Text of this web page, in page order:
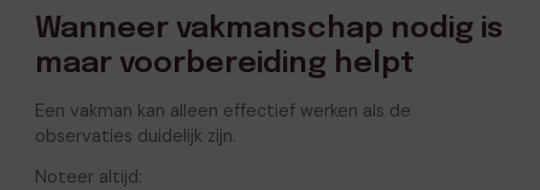
Wanneer vakmanschap nodig is
maar voorbereiding helpt
Een vakman kan alleen effectief werken als de
observaties duidelijk zijn.
Noteer altijd: